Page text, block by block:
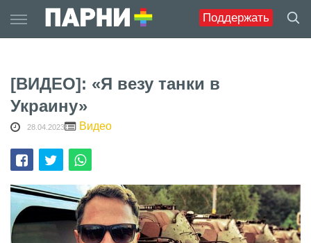
Поддержать
to
content
[ВИДЕО]: «Я везу танки в
Украину»
28.04.2023 Видео